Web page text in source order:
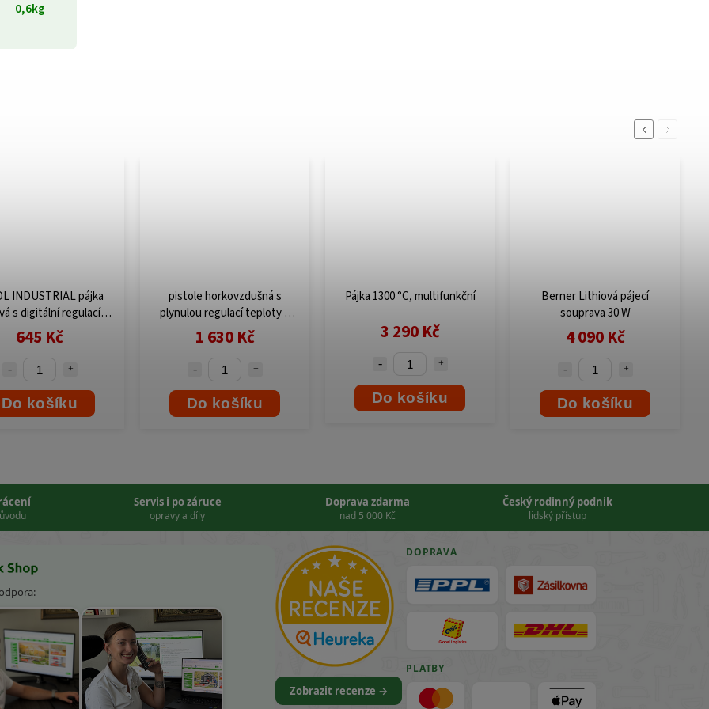
0,6kg
Previous
INDUSTRIAL pájka
s digitální regulací a
70W 8794510
645 Kč
Do košíku
pistole horkovzdušná s
plynulou regulací teploty a
proudu vzduchu, 2000W
1 630 Kč
Do košíku
Pájka 1300 °C, multifunkční
3 290 Kč
Do košíku
Berner Lithiová pájecí
souprava 30 W
4 090 Kč
Do košíku
Next
Servis i po záruce
opravy a díly
Doprava zdarma
nad 5 000 Kč
Český rodinný podnik
lidský přístup
Zobrazit recenze →
DOPRAVA
PLATBY